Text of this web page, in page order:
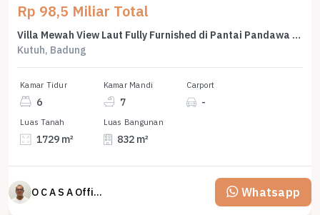
Rp 98,5 Miliar Total
Villa Mewah View Laut Fully Furnished di Pantai Pandawa Bali
Kutuh, Badung
Kamar Tidur
6
Kamar Mandi
7
Carport
-
Luas Tanah
1729 m²
Luas Bangunan
832 m²
O C A S A Official property perfected Whatsapp